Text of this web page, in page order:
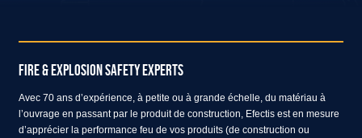
FIRE & EXPLOSION SAFETY EXPERTS
Avec 70 ans d’expérience, à petite ou à grande échelle, du matériau à
l’ouvrage en passant par le produit de construction, Efectis est en mesure
d’apprécier la performance feu de vos produits (de construction ou